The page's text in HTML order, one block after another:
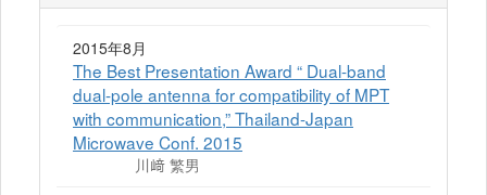
2015年8月
The Best Presentation Award “ Dual-band
dual-pole antenna for compatibility of MPT
with communication,” Thailand-Japan
Microwave Conf. 2015
川﨑 繁男